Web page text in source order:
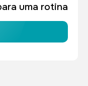
uma rotina